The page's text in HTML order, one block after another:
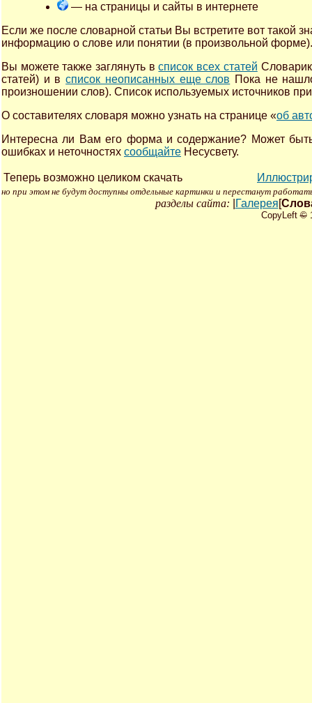
— на страницы и сайты в интернете
Если же после словарной статьи Вы встретите вот такой
информацию о слове или понятии (в произвольной форме).
Вы можете также заглянуть всписок всех статей
статей) и всписок неописанных еще слов Пока не
произношении слов). Список используемых источников
О составителях словаря можно узнать на странице «об
Интересна ли Вам его форма и содержание? Может
ошибках и неточностях сообщайте Несусвету.
Теперь возможно целиком скачать
но при этом не будут доступны отдельные картинки и перестанут
разделы сайта: Галерея[
CopyLeft©